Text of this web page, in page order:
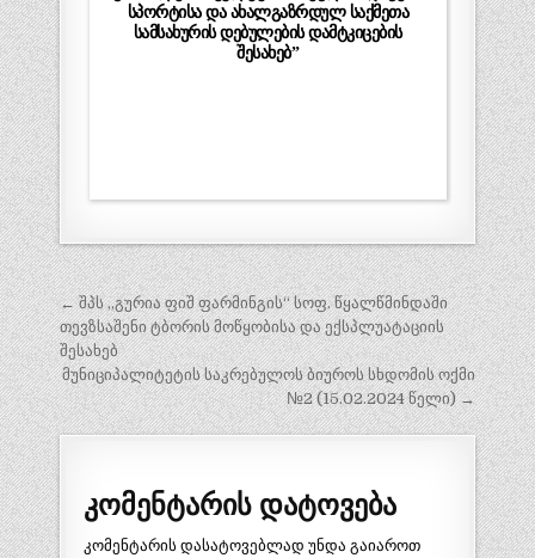
სპორტისა და ახალგაზრდულ საქმეთა
სამსახურის დებულების დამტკიცების
შესახებ”
პოსტის
ნავიგაცია
← შპს „გურია ფიშ ფარმინგის“ სოფ. წყალწმინდაში
თევზსაშენი ტბორის მოწყობისა და ექსპლუატაციის
შესახებ
მუნიციპალიტეტის საკრებულოს ბიუროს სხდომის ოქმი
№2 (15.02.2024 წელი) →
კომენტარის დატოვება
კომენტარის დასატოვებლად უნდა გაიაროთ